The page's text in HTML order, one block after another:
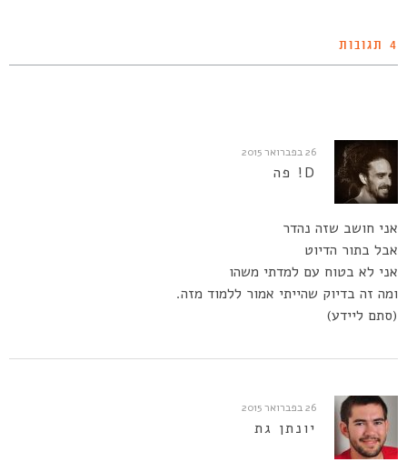
4 תגובות
26 בפברואר 2015
D! פה
אני חושב שזה נהדר
אבל בתור הדיוט
אני לא בטוח עם למדתי משהו
ומה זה בדיוק שהייתי אמור ללמוד מזה.
(סתם ליידע)
26 בפברואר 2015
יונתן גת